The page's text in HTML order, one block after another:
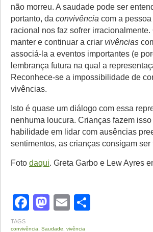
não morreu. A saudade pode ser
portanto, da convivência com a
racional nos faz sofrer
manter e continuar a criar vivências
associá-la a eventos importantes (e
lembrança futura na qual a
Reconhece-se a impossibilidade de
vivências.
Isto é quase um diálogo com essa
nenhuma loucura. Crianças fazem
habilidade em lidar com ausências
sentimentos, as crianças consigam
Foto daqui. Greta Garbo e Lew Ayres
Facebook
Mastodon
Email
TAGS
convivência Saudade vivência